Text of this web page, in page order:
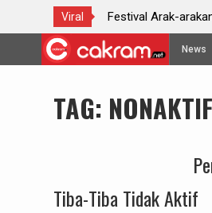
Viral Festival Arak-
to
News
TAG: NONAKTIF
Tiba-Tiba Tidak Aktif